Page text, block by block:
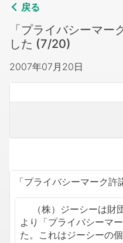
戻る
「プライバシーマー
した (7/20)
2007年07月20日
「プライバシーマーク
（株）ジーシーは財
より「プライバシーマ
た。これはジーシーの